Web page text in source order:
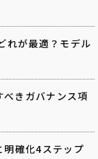
れが最適？モデル
きガバナンス項
明確化4ステップ